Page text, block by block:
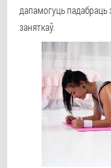
дапамогуць
заняткаў.